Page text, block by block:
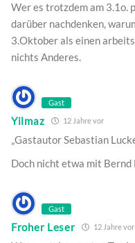
Wer es trotzdem am 3.1o.
darüber nachdenken,
3.Oktober als einen
nichts Anderes.
Gast
Yilmaz 12 Jahre vor
„Gastautor Sebastian
Doch nicht etwa mit Bernd
Gast
Froher Leser 12 Jahre vor